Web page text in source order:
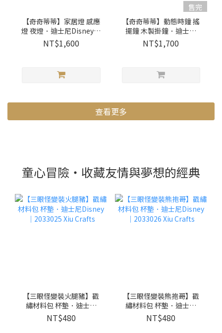
【奇奇蒂蒂】家居燈 感應
燈 夜燈．迪士尼Disney｜
1257701 Wooderful life
NT$1,600
售完
【奇奇蒂蒂】動態時鐘 搖
擺鐘 木製掛鐘．迪士尼
Disney｜1255426
Wooderful life
NT$1,700
查看更多
童心冒險・收藏友情與夢想的經典
【三眼怪變裝火腿豬】戳
繡材料包 杯墊．迪士尼
Disney｜2033025 Xiu
Crafts
NT$480
【三眼怪變裝熊抱哥】戳
繡材料包 杯墊．迪士尼
Disney｜2033026 Xiu
Crafts
NT$480